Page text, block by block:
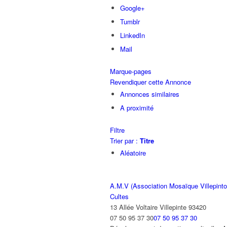
Google+
Tumblr
LinkedIn
Mail
Marque-pages
Revendiquer cette Annonce
Annonces similaires
A proximité
Filtre
Trier par : Titre
Aléatoire
A.M.V (Association Mosaïque
Cultes
13 Allée Voltaire Villepinte 93420
07 50 95 37 3007 50 95 37 30